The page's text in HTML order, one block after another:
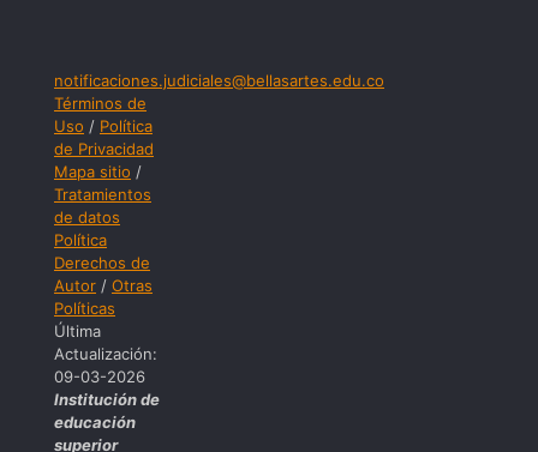
notificaciones.judiciales@bellasartes.edu.co
Términos de
Uso / Política
de Privacidad
Mapa sitio /
Tratamientos
de datos
Política
Derechos de
Autor / Otras
Políticas
Última
Actualización:
09-03-2026
Institución de
educación
superior